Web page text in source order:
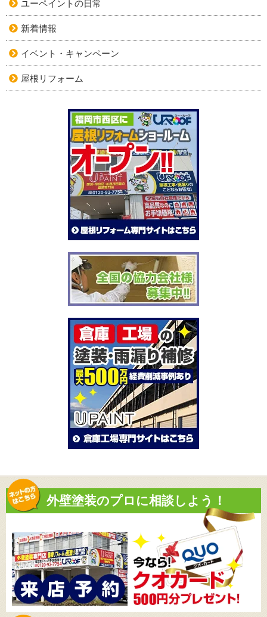
ユーペイントの日常
新着情報
イベント・キャンペーン
屋根リフォーム
外壁塗装のプロに相談しよう！